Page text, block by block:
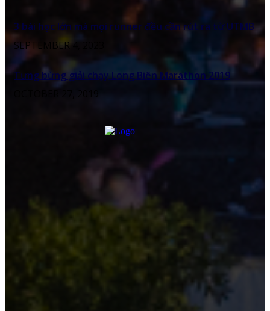
3 bài học lớn mà mọi runner đều cần rút ra từ UTMB
SEPTEMBER 4, 2023
Tưng bừng giải chạy Long Biên Marathon 2019
OCTOBER 27, 2019